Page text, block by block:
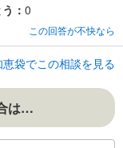
： 0
この回答が不快なら
袋でこの相談を見る
は…